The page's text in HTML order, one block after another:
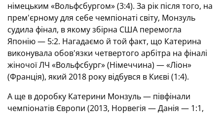
німецьким «Вольфсбургом» (3:4). За рік після того, на
прем'єрному для себе чемпіонаті світу, Монзуль
судила фінал, в якому збірна США перемогла
Японію — 5:2. Нагадаємо й той факт, що Катерина
виконувала обов'язки четвертого арбітра на фіналі
жіночої ЛЧ «Вольфсбург» (Німеччина) — «Ліон»
(Франція), який 2018 року відбувся в Києві (1:4).
А ще в доробку Катерини Монзуль — півфінали
чемпіонатів Європи (2013, Норвегія — Данія — 1:1,